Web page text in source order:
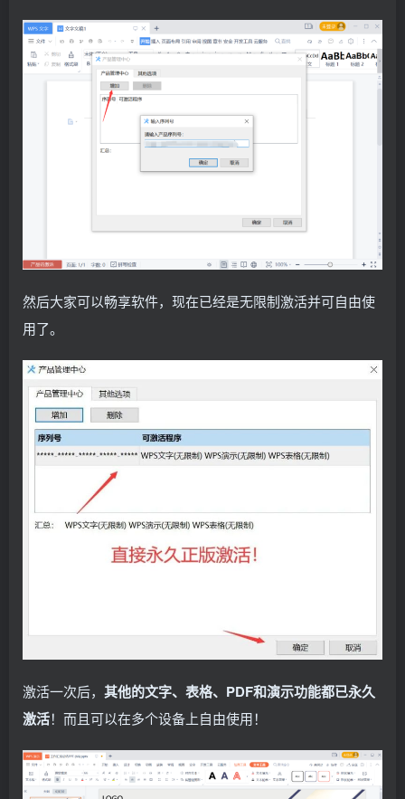
然后大家可以畅享软件，现在已经是无限制激活并可自由使
用了。
激活一次后， 其他的文字、表格、PDF和演示功能都已永久
激活！而且可以在多个设备上自由使用！